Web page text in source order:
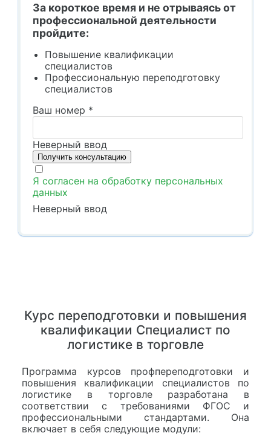
За короткое время и не отрываясь от
профессиональной деятельности
пройдите:
Повышение квалификации
специалистов
Профессиональную переподготовку
специалистов
Ваш номер *
Неверный ввод
Я согласен на обработку персональных
данных
Неверный ввод
Курс переподготовки и повышения
квалификации Специалист по
логистике в торговле
Программа курсов профпереподготовки и
повышения квалификации специалистов по
логистике в торговле разработана в
соответствии с требованиями ФГОС и
профессиональными стандартами. Она
включает в себя следующие модули: